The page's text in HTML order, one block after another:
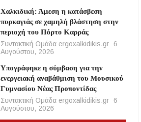
Χαλκιδική: Άμεση η κατάσβεση
πυρκαγιάς σε χαμηλή βλάστηση στην
περιοχή του Πόρτο Καρράς
Συντακτική Ομάδα ergoxalkidikis.gr
6
Αυγούστου, 2026
Υπογράφηκε η σύμβαση για την
ενεργειακή αναβάθμιση του Μουσικού
Γυμνασίου Νέας Προποντίδας
Συντακτική Ομάδα ergoxalkidikis.gr
6
Αυγούστου, 2026